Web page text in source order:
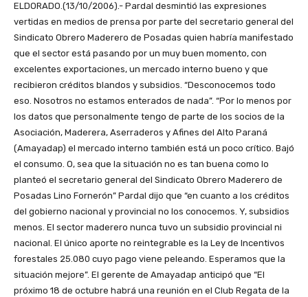
ELDORADO.(13/10/2006).- Pardal desmintió las expresiones
vertidas en medios de prensa por parte del secretario general del
Sindicato Obrero Maderero de Posadas quien habría manifestado
que el sector está pasando por un muy buen momento, con
excelentes exportaciones, un mercado interno bueno y que
recibieron créditos blandos y subsidios. “Desconocemos todo
eso. Nosotros no estamos enterados de nada”. “Por lo menos por
los datos que personalmente tengo de parte de los socios de la
Asociación, Maderera, Aserraderos y Afines del Alto Paraná
(Amayadap) el mercado interno también está un poco crítico. Bajó
el consumo. O, sea que la situación no es tan buena como lo
planteó el secretario general del Sindicato Obrero Maderero de
Posadas Lino Fornerón” Pardal dijo que “en cuanto a los créditos
del gobierno nacional y provincial no los conocemos. Y, subsidios
menos. El sector maderero nunca tuvo un subsidio provincial ni
nacional. El único aporte no reintegrable es la Ley de Incentivos
forestales 25.080 cuyo pago viene peleando. Esperamos que la
situación mejore”. El gerente de Amayadap anticipó que “El
próximo 18 de octubre habrá una reunión en el Club Regata de la